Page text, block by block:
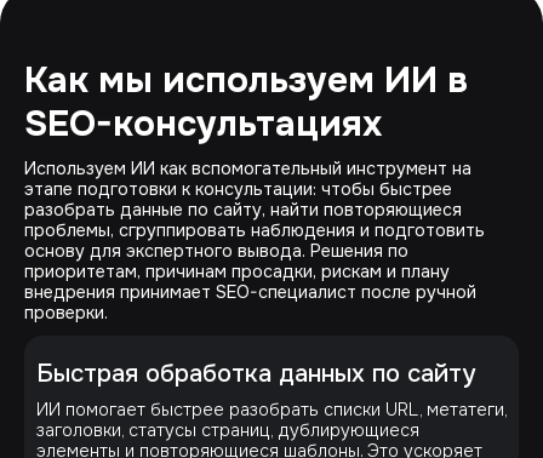
Как мы используем ИИ в
SEO-консультациях
Используем ИИ как вспомогательный инструмент на
этапе подготовки к консультации: чтобы быстрее
разобрать данные по сайту, найти повторяющиеся
проблемы, сгруппировать наблюдения и подготовить
основу для экспертного вывода. Решения по
приоритетам, причинам просадки, рискам и плану
внедрения принимает SEO-специалист после ручной
проверки.
Быстрая обработка данных по сайту
ИИ помогает быстрее разобрать списки URL, метатеги,
заголовки, статусы страниц, дублирующиеся
элементы и повторяющиеся шаблоны. Это ускоряет